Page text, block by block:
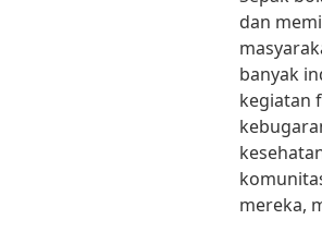
dan
banyak
kegiatan
mereka,